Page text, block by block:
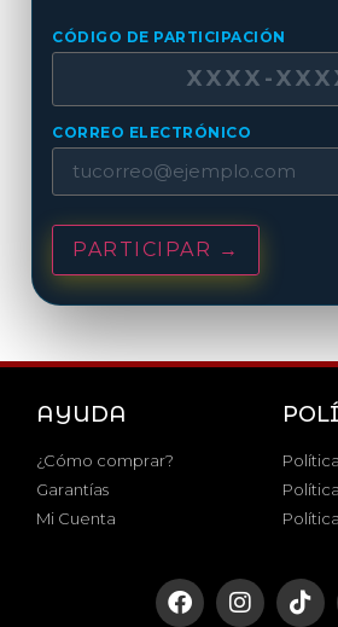
CÓDIGO DE PARTICIPACIÓN
CORREO ELECTRÓNICO
PARTICIPAR →
AYUDA
¿Cómo comprar?
Garantías
Mi Cuenta